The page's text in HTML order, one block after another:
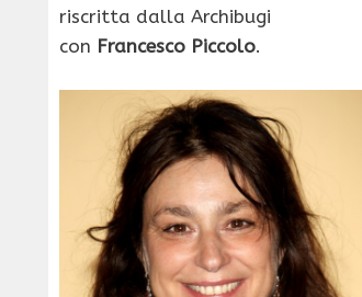
riscritta dalla Archibugi
con Francesco Piccolo.